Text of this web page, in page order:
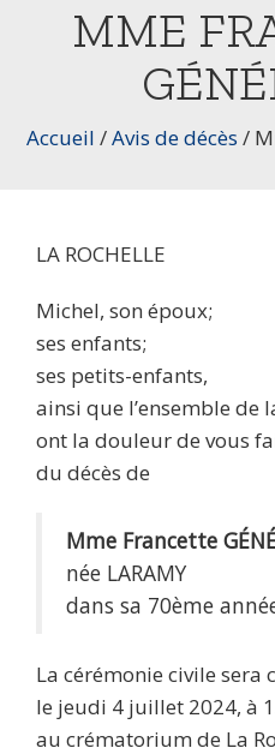
MME
Accueil /Avis de décès /
LA ROCHELLE
Michel, son époux;
ses enfants;
ses petits-enfants,
ainsi que l’ensemble de
ont la douleur de vous
du décès de
Mme Francette
née LARAMY
dans sa 70ème
La cérémonie civile sera
le jeudi 4 juillet 2024, à
au crématorium de La